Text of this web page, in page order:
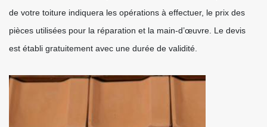
de votre toiture indiquera les opérations à effectuer, le prix des
pièces utilisées pour la réparation et la main-d’œuvre. Le devis
est établi gratuitement avec une durée de validité.